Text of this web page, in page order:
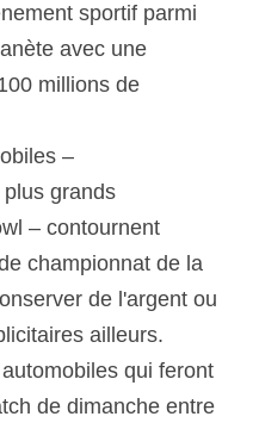
sportif parmi
avec une
millions de
–
grands
– contournent
championnat de la
de l'argent ou
ailleurs.
de dimanche entre